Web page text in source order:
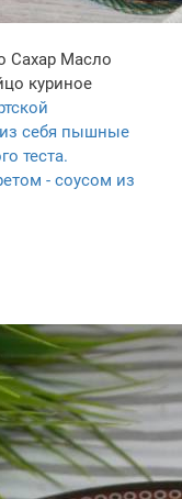
Сахар Масло
куриное
из себя пышные
теста.
- соусом из